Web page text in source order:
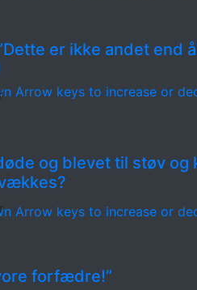
Arrow keys to increase or
er ikke andet end
Arrow keys to increase or
og blevet til støv og
forfædre!”